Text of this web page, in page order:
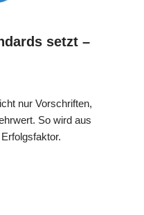
setzt –
nur Vorschriften,
So wird aus